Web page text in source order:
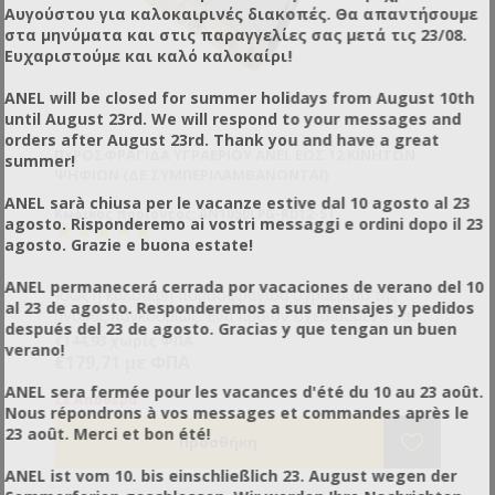
ΠΥΡΟΣΦΡΑΓΊΔΑ ΥΓΡΑΕΡΊΟΥ ANEL ΈΩΣ 12 ΚΙΝΗΤΏΝ
Κωδικός προϊόντος: AN1050LPG-RD12-ST
Ίσως η καλύτερη πυροσφραγίδα υγραερίου της
αγοράς παγκοσμίως. Ένα προϊόν σχεδιασμένο και
κατασκευασμένο για ασφαλή, αποτελεσματική και
εργονομική χρήση. Κατασκευασμένη από
της ANEL o χώρος θέρμανσης λειτουργεί σαν
φούρνος επικεντρώνοντας τις φλόγες πάνω στα
ψηφία. Ταυτόχρονα λόγω της μορφής του δεν
προς τα χέρια του χειριστή.
Τα ψηφία τοποθετούνται πολύ εύκολα και
εναλλάσσονται κάθε ένα εντελώς ξεχωριστά
Σημαδεύει πολύ βαθιά τις επιφάνειες
Αναπληρώνει αμέσως τη θερμοκρασία που χάνει
κατά την καύση του ξύλου
αναθέρμανσης
(γράμματα/αριθμοί/σύμβολα).
Τεχνικά χαρακτηριστικά
Διαστάσεις: Μοντέλο 14 ψηφίων: 39x23x4cm –
Βάρος: 1.4 - 1.1 kg (χωρίς χαρακτήρες)
€144,93 χωρίς ΦΠΑ
€179,71 με ΦΠΑ
Σε Απόθεμα
Αυγούστου για καλοκαιρινές διακοπές. Θα απαντήσουμε
στα μηνύματα και στις παραγγελίες σας μετά τις 23/08.
Ευχαριστούμε και καλό καλοκαίρι!
ANEL will be closed for summer holidays from August 10th
until August 23rd. We will respond to your messages and
orders after August 23rd. Thank you and have a great
summer!
ANEL sarà chiusa per le vacanze estive dal 10 agosto al 23
agosto. Risponderemo ai vostri messaggi e ordini dopo il 23
agosto. Grazie e buona estate!
ANEL permanecerá cerrada por vacaciones de verano del 10
al 23 de agosto. Responderemos a sus mensajes y pedidos
después del 23 de agosto. Gracias y que tengan un buen
verano!
ANEL sera fermée pour les vacances d'été du 10 au 23 août.
Nous répondrons à vos messages et commandes après le
23 août. Merci et bon été!
ANEL ist vom 10. bis einschließlich 23. August wegen der